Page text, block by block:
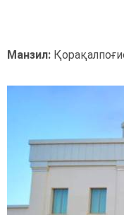
Манзил: